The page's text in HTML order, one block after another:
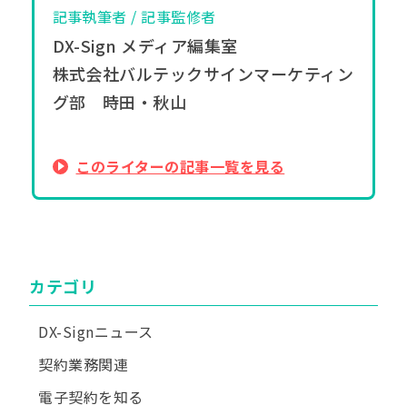
記事執筆者 / 記事監修者
DX-Sign メディア編集室
株式会社バルテックサインマーケティン
グ部 時田・秋山
このライターの記事一覧を見る
カテゴリ
DX-Signニュース
契約業務関連
電子契約を知る